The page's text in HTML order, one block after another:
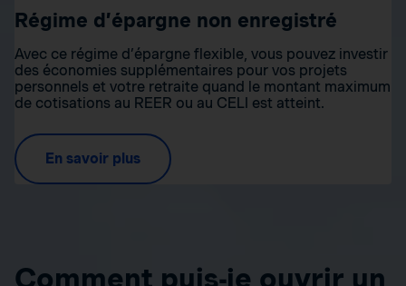
Régime d’épargne non enregistré
Avec ce régime d’épargne flexible, vous pouvez investir
des économies supplémentaires pour vos projets
personnels et votre retraite quand le montant maximum
de cotisations au REER ou au CELI est atteint.
En savoir plus
Comment puis-je ouvrir un